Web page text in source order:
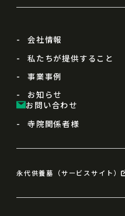
会社情報
私たちが提供すること
事業事例
お知らせ
お問い合わせ
寺院関係者様
永代供養墓（サービスサイト）